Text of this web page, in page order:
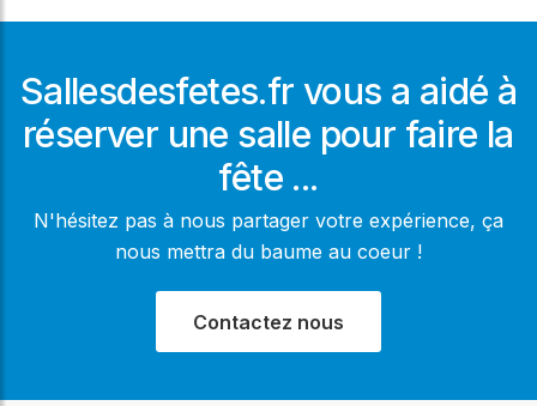
Sallesdesfetes.fr vous a aidé à
réserver une salle pour faire la
fête ...
N'hésitez pas à nous partager votre expérience, ça
nous mettra du baume au coeur !
Contactez nous